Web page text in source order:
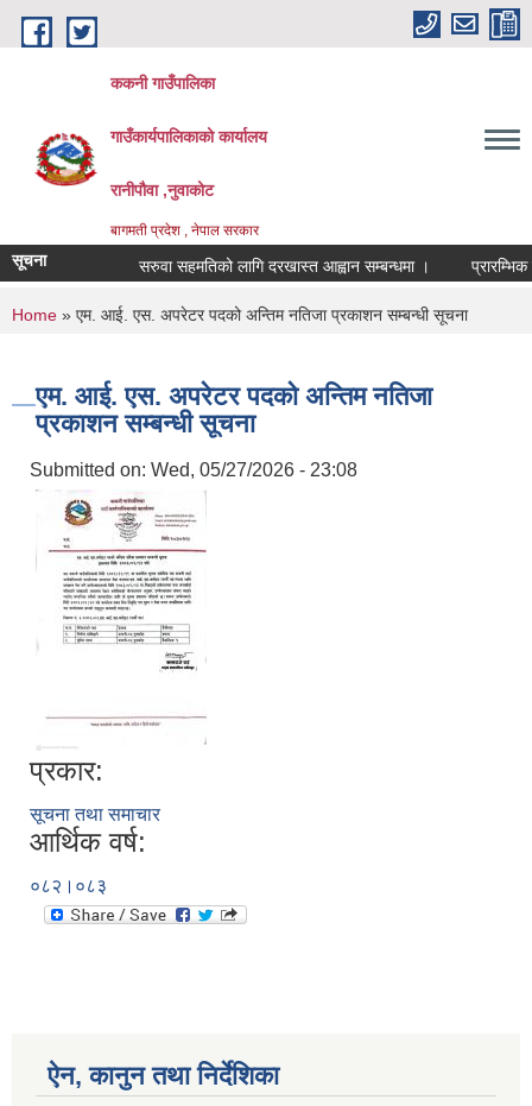
Skip to main content
ककनी गाउँपालिका
गाउँकार्यपालिकाको कार्यालय
रानीपौवा ,नुवाकोट
बागमती प्रदेश , नेपाल सरकार
सूचना सरुवा सहमतिको लागि दरखास्त आह्वान सम्बन्धमा । प्रारम्भिक
You are here
Home » एम. आई. एस. अपरेटर पदको अन्तिम नतिजा प्रकाशन सम्बन्धी सूचना
एम. आई. एस. अपरेटर पदको अन्तिम नतिजा
प्रकाशन सम्बन्धी सूचना
Submitted on: Wed, 05/27/2026 - 23:08
प्रकार:
सूचना तथा समाचार
आर्थिक वर्ष:
०८२।०८३
ऐन, कानुन तथा निर्देशिका